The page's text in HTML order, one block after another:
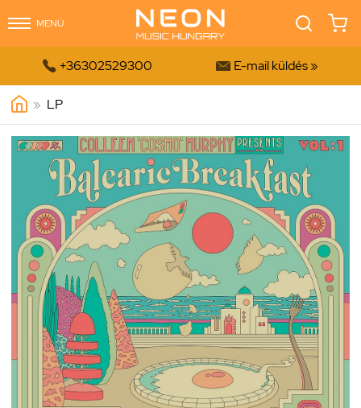
MENÜ
 +36302529300  E-mail küldés »
» LP